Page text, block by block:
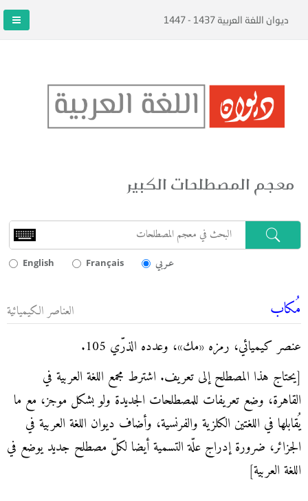
ديوان اللغة العربية 1437 - 1447
معجم المصطلحات الكبير
English Français عـربي
مُكاب العناصر الكيميائية
عنصر كيميائي، رمزه «مك»، وعدده الذرّي 105.
[يحتاج هذا المصطلح إلى تعريف. اشترط مجمع اللغة العربية في
القاهرة، وضع تعريفات للمصطلحات الجديدة ولو بشكل موجز، مع ما
يُقابلها في اللغتين الكلزية والفرنسية، وأضاف ديوان اللغة العربية في
الجزائر، ضرورة إدراج علّة التسمية أيضا لكلّ مصطلح جديد يوضع في
اللغة العربية]